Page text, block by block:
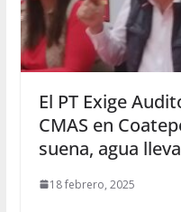
El PT Exige
CMAS en
suena, agua
18 febrero, 2025